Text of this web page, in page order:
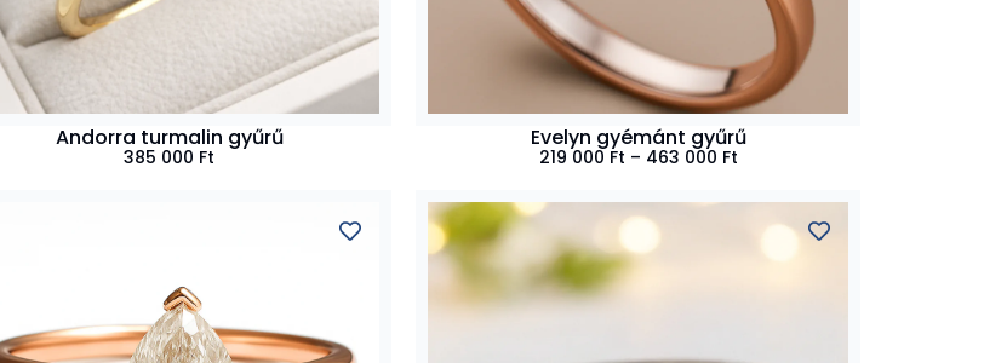
Andorra turmalin gyűrű
385 000 Ft
Evelyn gyémánt gyűrű
219 000 Ft – 463 000 Ft